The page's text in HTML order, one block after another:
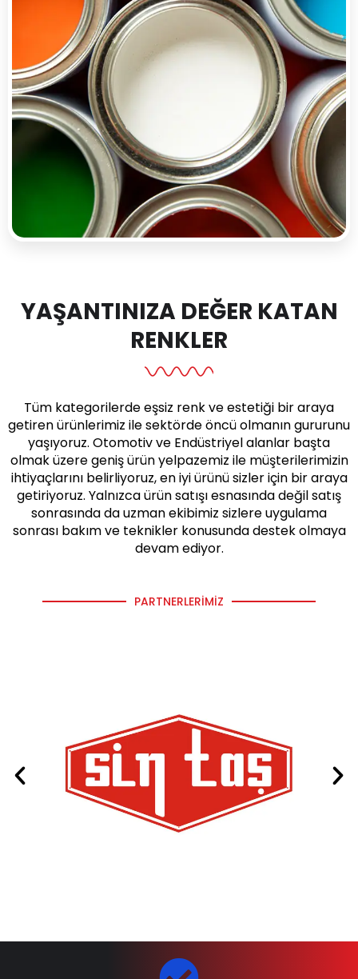
YAŞANTINIZA DEĞER KATAN
RENKLER
Tüm kategorilerde eşsiz renk ve estetiği bir araya
getiren ürünlerimiz ile sektörde öncü olmanın gururunu
yaşıyoruz. Otomotiv ve Endüstriyel alanlar başta
olmak üzere geniş ürün yelpazemiz ile müşterilerimizin
ihtiyaçlarını belirliyoruz, en iyi ürünü sizler için bir araya
getiriyoruz. Yalnızca ürün satışı esnasında değil satış
sonrasında da uzman ekibimiz sizlere uygulama
sonrası bakım ve teknikler konusunda destek olmaya
devam ediyor.
PARTNERLERIMIZ